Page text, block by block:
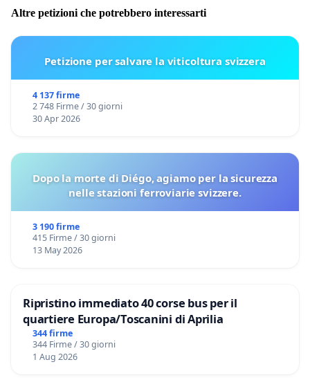
Altre petizioni che potrebbero interessarti
Petizione per salvare la viticoltura svizzera
4 137 firme
2 748 Firme / 30 giorni
30 Apr 2026
Dopo la morte di Diégo, agiamo per la sicurezza
nelle stazioni ferroviarie svizzere.
3 190 firme
415 Firme / 30 giorni
13 May 2026
Ripristino immediato 40 corse bus per il
quartiere Europa/Toscanini di Aprilia
344 firme
344 Firme / 30 giorni
1 Aug 2026